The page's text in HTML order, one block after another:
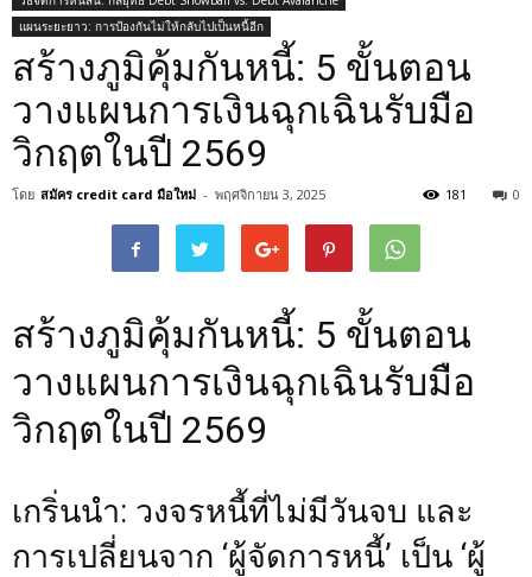
แผนระยะยาว: การป้องกันไม่ให้กลับไปเป็นหนี้อีก
สร้างภูมิคุ้มกันหนี้: 5 ขั้นตอน
วางแผนการเงินฉุกเฉินรับมือ
วิกฤตในปี 2569
โดย สมัคร credit card มือใหม่ - พฤศจิกายน 3, 2025 0
181
สร้างภูมิคุ้มกันหนี้: 5 ขั้นตอน
วางแผนการเงินฉุกเฉินรับมือ
วิกฤตในปี 2569
เกริ่นนำ: วงจรหนี้ที่ไม่มีวันจบ และ
การเปลี่ยนจาก ‘ผู้จัดการหนี้’ เป็น ‘ผู้